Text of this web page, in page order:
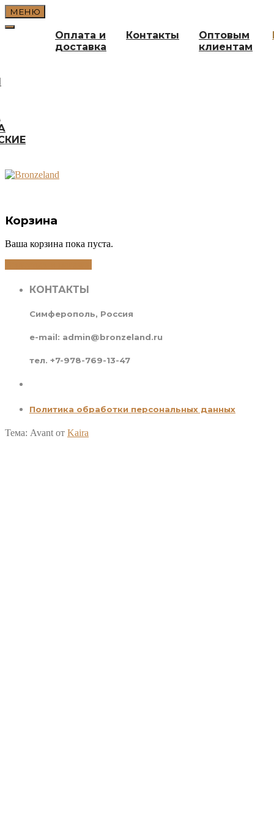
Перейти
к
содержимому
МЕНЮ
Оплата и
доставка
Контакты
Оптовым
клиентам
Корзина
Ваша корзина пока пуста.
КОНТАКТЫ
Симферополь, Россия
e-mail: admin@bronzeland.ru
тел. +7-978-769-13-47
Политика обработки персональных данных
Тема: Avant от Kaira